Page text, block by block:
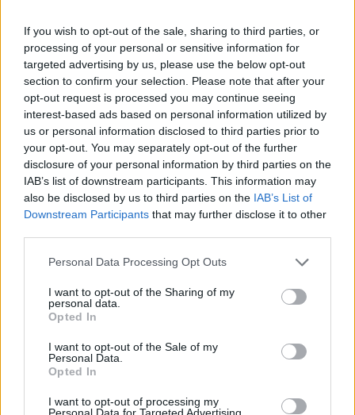
If you wish to opt-out of the sale, sharing to third parties, or
processing of your personal or sensitive information for
targeted advertising by us, please use the below opt-out
section to confirm your selection. Please note that after your
opt-out request is processed you may continue seeing
interest-based ads based on personal information utilized by
us or personal information disclosed to third parties prior to
your opt-out. You may separately opt-out of the further
disclosure of your personal information by third parties on the
IAB’s list of downstream participants. This information may
also be disclosed by us to third parties on the IAB’s List of
Downstream Participants that may further disclose it to other
Please note that this website/app uses one or more Google
not limited to your visit or usage behaviour. You may click to
grant or deny consent to Google and its third-party tags to
use your data for below specified purposes in below Google
consent section.
Personal Data Processing Opt Outs
I want to opt-out of the Sharing of my
personal data.
Opted In
I want to opt-out of the Sale of my
Personal Data.
Opted In
I want to opt-out of processing my
Personal Data for Targeted Advertising.